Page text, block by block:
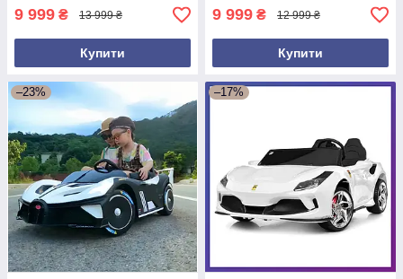
9 999 ₴ 13 999 ₴
Купити
9 999 ₴ 12 999 ₴
Купити
–23% –17%